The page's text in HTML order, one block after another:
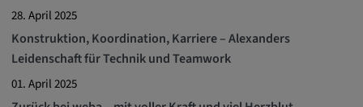
28. April 2025
Konstruktion, Koordination, Karriere – Alexanders
Leidenschaft für Technik und Teamwork
01. April 2025